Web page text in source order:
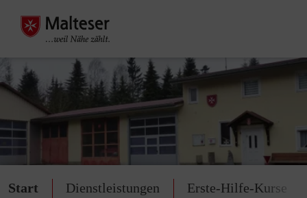
Start Dienstleistungen Erste-Hilfe-Kurse